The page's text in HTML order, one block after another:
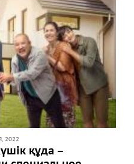
2022
құда –